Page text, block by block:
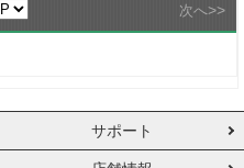
次へ>>
サポート